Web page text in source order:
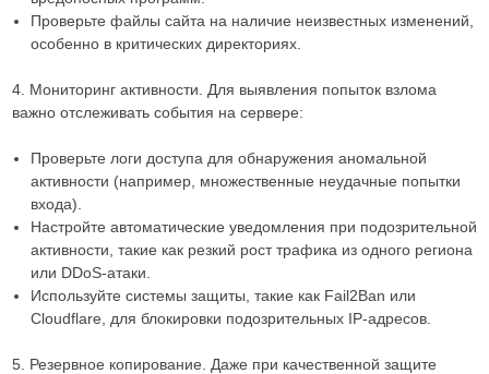
Проверьте файлы сайта на наличие неизвестных изменений,
особенно в критических директориях.
4. Мониторинг активности. Для выявления попыток взлома
важно отслеживать события на сервере:
Проверьте логи доступа для обнаружения аномальной
активности (например, множественные неудачные попытки
входа).
Настройте автоматические уведомления при подозрительной
активности, такие как резкий рост трафика из одного региона
или DDoS-атаки.
Используйте системы защиты, такие как Fail2Ban или
Cloudflare, для блокировки подозрительных IP-адресов.
5. Резервное копирование. Даже при качественной защите